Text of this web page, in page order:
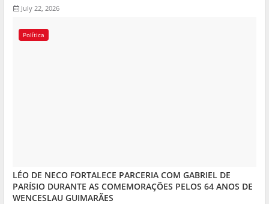
July 22, 2026
Política
LÉO DE NECO FORTALECE PARCERIA COM GABRIEL DE
PARÍSIO DURANTE AS COMEMORAÇÕES PELOS 64 ANOS DE
WENCESLAU GUIMARÃES